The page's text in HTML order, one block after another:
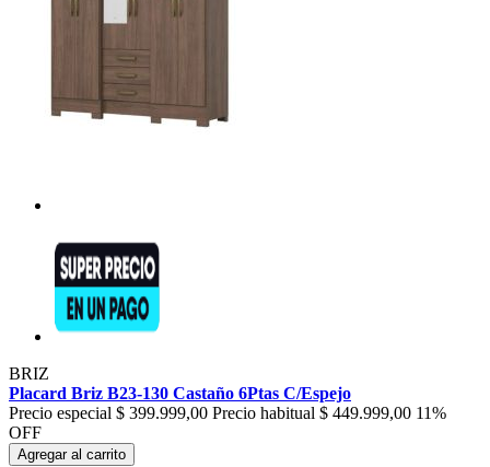
BRIZ
Placard Briz B23-130 Castaño 6Ptas C/Espejo
Precio especial $ 399.999,00 Precio habitual $ 449.999,00 11%
OFF
Agregar al carrito